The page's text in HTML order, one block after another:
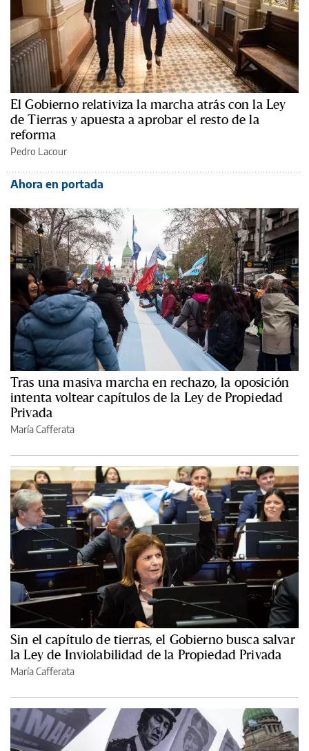
El Gobierno relativiza la marcha atrás con la Ley
de Tierras y apuesta a aprobar el resto de la
reforma
Pedro Lacour
Ahora en portada
Tras una masiva marcha en rechazo, la oposición
intenta voltear capítulos de la Ley de Propiedad
Privada
María Cafferata
Sin el capítulo de tierras, el Gobierno busca salvar
la Ley de Inviolabilidad de la Propiedad Privada
María Cafferata